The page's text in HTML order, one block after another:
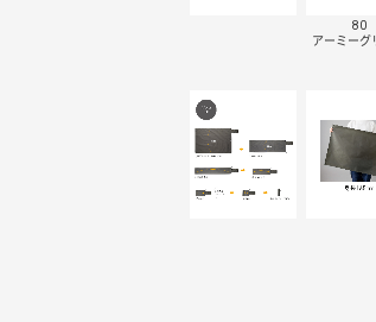
80
アーミーグ